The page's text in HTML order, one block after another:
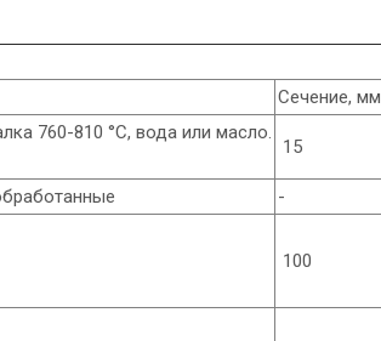
Сечение, мм
760-810 °С, вода или масло.
15
-
100